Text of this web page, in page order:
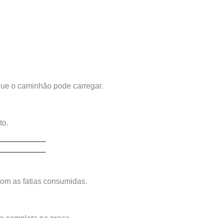
o caminhão pode carregar.
as fatias consumidas.